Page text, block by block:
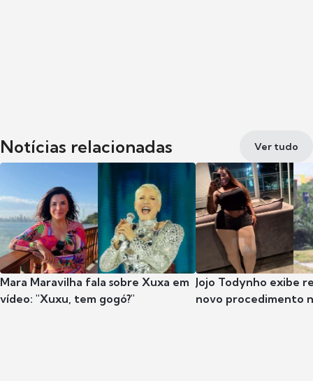
Notícias relacionadas Ver tudo
Mara Maravilha fala sobre Xuxa em
vídeo: "Xuxu, tem gogó?"
Jojo Todynho exibe
novo procedimento